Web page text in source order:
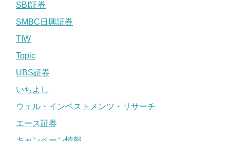
SBI証券
SMBC日興証券
TIW
Topic
UBS証券
いちよし
ウェル・インベストメンツ・リサーチ
エース証券